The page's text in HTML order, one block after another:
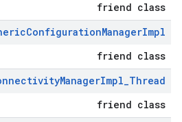
friend class
ConfigurationManagerImpl
friend class
ManagerImpl_Thread
friend class